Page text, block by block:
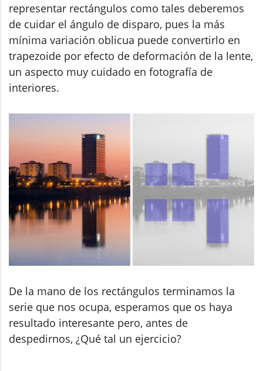
representar rectángulos como tales deberemos
de cuidar el ángulo de disparo, pues la más
mínima variación oblicua puede convertirlo en
trapezoide por efecto de deformación de la lente,
un aspecto muy cuidado en fotografía de
interiores.
De la mano de los rectángulos terminamos la
serie que nos ocupa, esperamos que os haya
resultado interesante pero, antes de
despedirnos, ¿Qué tal un ejercicio?